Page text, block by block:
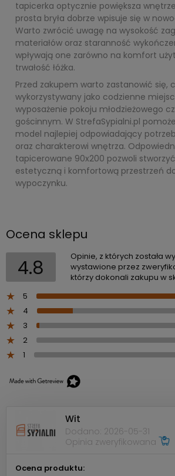
tapicerka optycznie powiększa
prosta bryła dobrze wpisuje się w
Warto zwrócić uwagę na wysokość
materiałów oraz staranność
wpływają one zarówno na komfort
trwałość łóżka.
Przed zakupem warto zastanowić się,
wykorzystywany jako codzienne
wyposażenie pokoju młodzieżowego
gościnnym. W StrefaSypialni.pl
model najlepiej odpowiadający
oraz charakterowi wnętrza.
tapicerowane 90x200 pozwoli
estetyczną i komfortową przestrzeń
wypoczynku.
Ocena sklepu
4.8
Opinie, z których została
wystawione przez
którzy dokonali zakupu w
5
4
3
2
1
Wit
Dodano: 2026-05-31
Opinia zweryfikowana
Ocena produktu: